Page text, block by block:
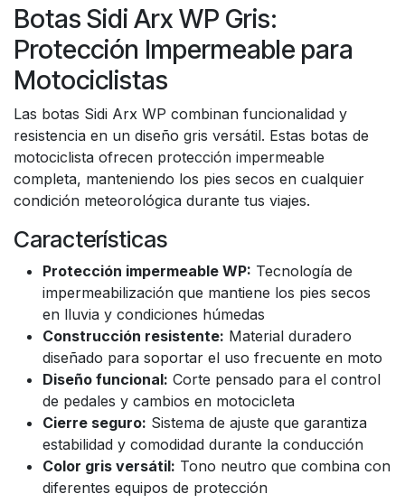
Botas Sidi Arx WP Gris:
Protección Impermeable para
Motociclistas
Las botas Sidi Arx WP combinan funcionalidad y
resistencia en un diseño gris versátil. Estas botas de
motociclista ofrecen protección impermeable
completa, manteniendo los pies secos en cualquier
condición meteorológica durante tus viajes.
Características
Protección impermeable WP: Tecnología de
impermeabilización que mantiene los pies secos
en lluvia y condiciones húmedas
Construcción resistente: Material duradero
diseñado para soportar el uso frecuente en moto
Diseño funcional: Corte pensado para el control
de pedales y cambios en motocicleta
Cierre seguro: Sistema de ajuste que garantiza
estabilidad y comodidad durante la conducción
Color gris versátil: Tono neutro que combina con
diferentes equipos de protección